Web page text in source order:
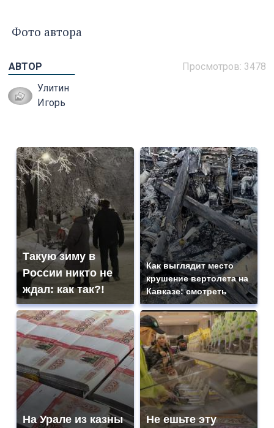
Фото автора
Просмотров: 3478
АВТОР
Улитин
Игорь
Такую зиму в
России никто не
ждал: как так?!
Как выглядит место
крушение вертолета на
Кавказе: смотреть
На Урале из казны
Не ешьте эту